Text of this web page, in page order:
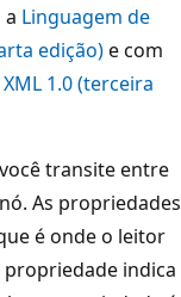
a Linguagem de
edição)e com
1.0 (terceira
transite entre
As propriedades
é onde o leitor
propriedade indica